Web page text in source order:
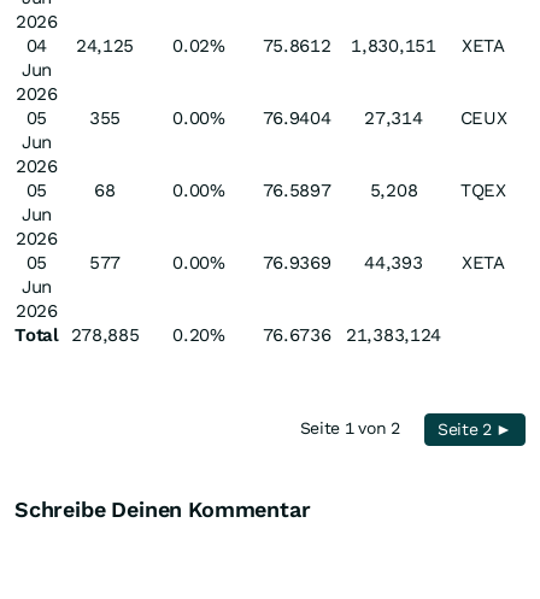
2026
04
Jun
2026
24,125 0.02% 75.8612 1,830,151 XETA
05
Jun
2026
355 0.00% 76.9404 27,314 CEUX
05
Jun
2026
68 0.00% 76.5897 5,208 TQEX
05
Jun
2026
577 0.00% 76.9369 44,393 XETA
Total 278,885 0.20% 76.6736 21,383,124
Seite 1 von 2 Seite 2 ►
Schreibe Deinen Kommentar